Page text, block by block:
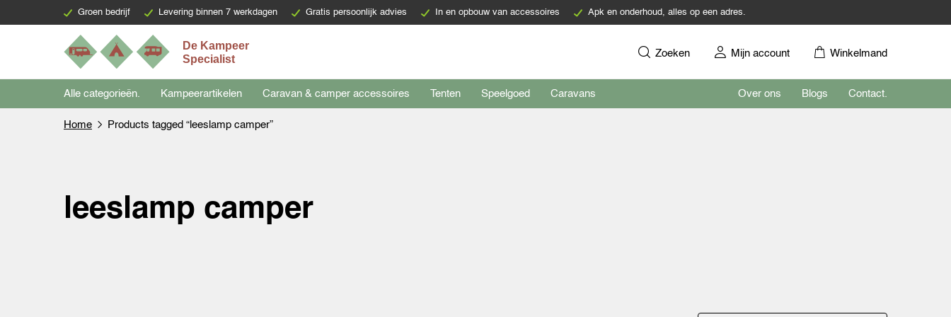
Groen bedrijf Levering binnen 7 werkdagen Gratis persoonlijk advies In en opbouw van accessoires Apk en onderhoud, alles op een adres.
Zoeken Mijn account Winkelmand
Alle categorieën. Kampeerartikelen Caravan & camper accessoires Tenten Speelgoed Caravans Over ons Blogs Contact.
Home Products tagged “leeslamp camper”
leeslamp camper